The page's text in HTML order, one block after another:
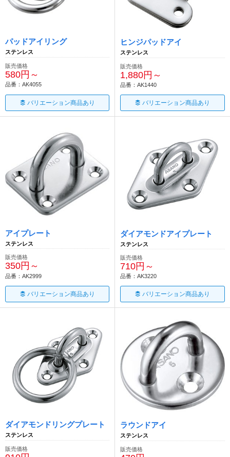
パッドアイリング
ステンレス
販売価格
580円～
品番：AK4055
バリエーション商品あり
ヒンジパッドアイ
ステンレス
販売価格
1,880円～
品番：AK1440
バリエーション商品あり
アイプレート
ステンレス
販売価格
350円～
品番：AK2999
バリエーション商品あり
ダイアモンドアイプレート
ステンレス
販売価格
710円～
品番：AK3220
バリエーション商品あり
ダイアモンドリングプレート
ステンレス
販売価格
ラウンドアイ
ステンレス
販売価格